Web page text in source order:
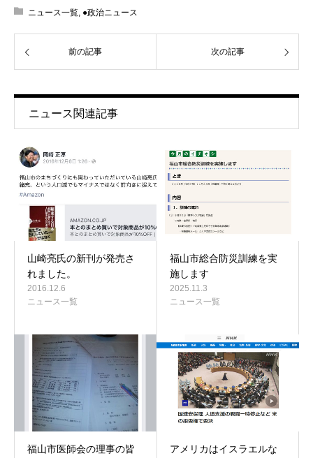
ニュース一覧 ●政治ニュース
前の記事 次の記事
ニュース関連記事
山崎亮氏の新刊が発売さ
れました。
2016.12.6
ニュース一覧
福山市総合防災訓練を実
施します
2025.11.3
ニュース一覧
福山市医師会の理事の皆
アメリカはイスラエルな